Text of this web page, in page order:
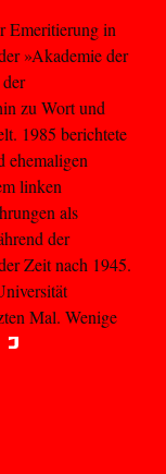
Emeritierung in
»Akademie der
zu Wort und
1985 berichtete
ehemaligen
linken
als
der
Zeit nach 1945.
Mal. Wenige